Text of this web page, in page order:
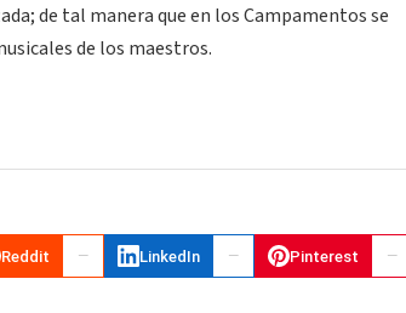
de tal manera que en los Campamentos se
de los maestros.
Reddit LinkedIn Pinterest